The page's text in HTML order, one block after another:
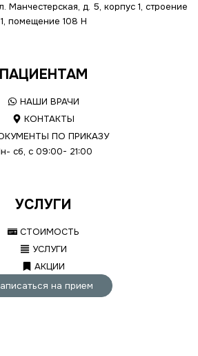
Манчестерская, д. 5, корпус 1, строение
1, помещение 108 Н
ПАЦИЕНТАМ
НАШИ ВРАЧИ
КОНТАКТЫ
ПО ПРИКАЗУ
сб, с 09:00- 21:00
УСЛУГИ
СТОИМОСТЬ
УСЛУГИ
АКЦИИ
на прием